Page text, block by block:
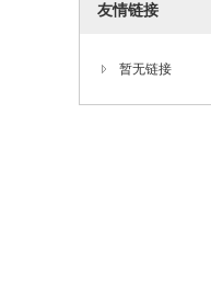
友情链接
暂无链接